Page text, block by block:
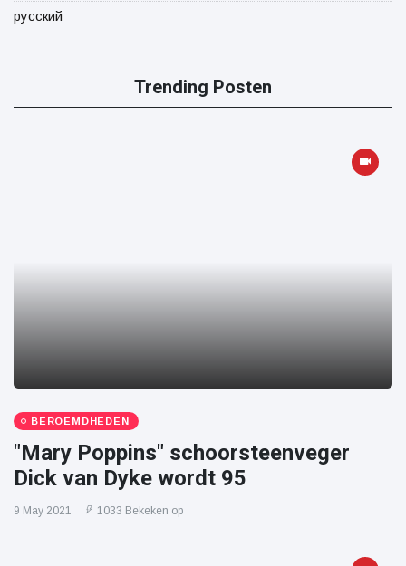
русский
Trending Posten
BEROEMDHEDEN
"Mary Poppins" schoorsteenveger
Dick van Dyke wordt 95
9 May 2021 1033 Bekeken op